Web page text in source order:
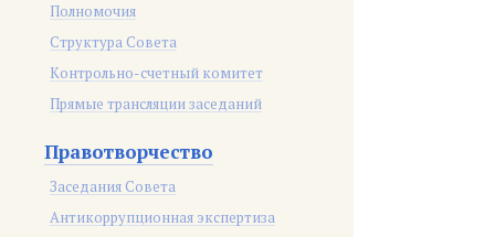
Полномочия
Структура Совета
Контрольно-счетный комитет
Прямые трансляции заседаний
Правотворчество
Заседания Совета
Антикоррупционная экспертиза